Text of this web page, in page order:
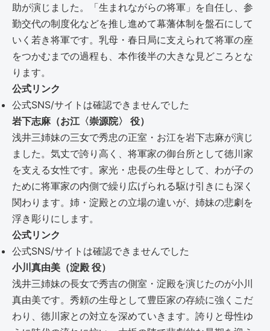
助が演じました。「生まれながらの将軍」を自任し、参
勤交代の制度化などを推し進めて幕藩体制を盤石にして
いく若き将軍です。乳母・春日局に支えられて将軍の座
をつかむまでの過程も、本作後半の大きな見どころとな
ります。
公式リンク
公式SNS/サイトは確認できませんでした
岩下志麻（お江〈崇源院〉 役）
浅井三姉妹の三女で秀忠の正室・お江を岩下志麻が演じ
ました。気丈で誇り高く、将軍家の御台所として徳川家
を支える女性です。家光・忠長の生母として、わが子の
ために将軍家の内側で繰り広げられる駆け引きにも深く
関わります。姉・淀殿との立場の違いが、姉妹の悲劇を
浮き彫りにします。
公式リンク
公式SNS/サイトは確認できませんでした
小川真由美（淀殿 役）
浅井三姉妹の長女で秀吉の側室・淀殿を演じたのが小川
真由美です。秀頼の生母として豊臣家の存続に強くこだ
わり、徳川家との対立を深めていきます。誇りと母性ゆ